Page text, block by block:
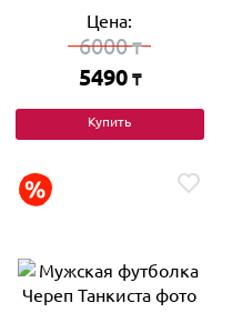
Цена:
6000₸
5490 ₸
Купить